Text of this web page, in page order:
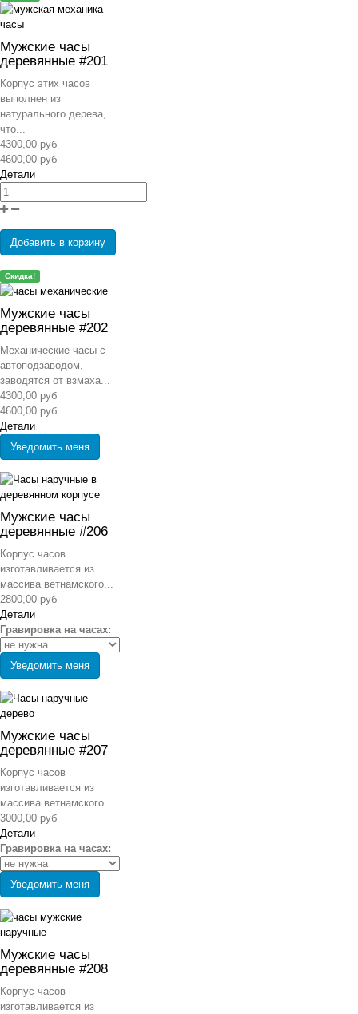
Мужские часы
деревянные #201
Корпус этих часов
выполнен из
натурального дерева,
что...
4300,00 руб
4600,00 руб
Детали
Добавить в корзину
Скидка!
Мужские часы
деревянные #202
Механические часы с
автоподзаводом,
заводятся от взмаха...
4300,00 руб
4600,00 руб
Детали
Уведомить меня
Мужские часы
деревянные #206
Корпус часов
изготавливается из
массива ветнамского...
2800,00 руб
Детали
Гравировка на часах:
Уведомить меня
Мужские часы
деревянные #207
Корпус часов
изготавливается из
массива ветнамского...
3000,00 руб
Детали
Гравировка на часах:
Уведомить меня
Мужские часы
деревянные #208
Корпус часов
изготавливается из